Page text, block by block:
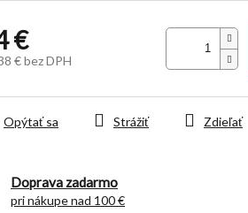
€
€ bez DPH
Doprava zadarmo
pri nákupe nad 100 €
Opýtať sa Strážiť Zdieľať